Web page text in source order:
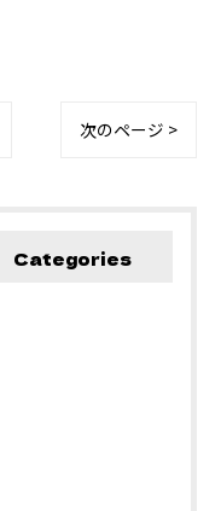
次のページ >
Categories